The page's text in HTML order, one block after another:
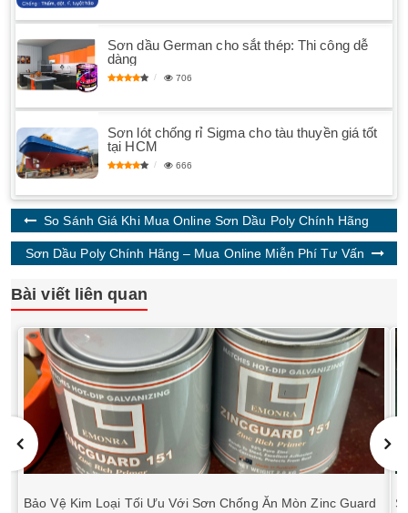
Sơn dầu German cho sắt thép: Thi công dễ
dàng
706
Sơn lót chống rỉ Sigma cho tàu thuyền giá tốt
tại HCM
666
So Sánh Giá Khi Mua Online Sơn Dầu Poly Chính Hãng
Sơn Dầu Poly Chính Hãng – Mua Online Miễn Phí Tư Vấn
Bài viết liên quan
Bảo Vệ Kim Loại Tối Ưu Với Sơn Chống Ăn Mòn Zinc Guard